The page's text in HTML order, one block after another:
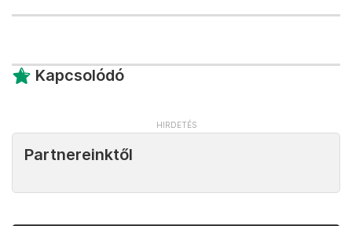
Kapcsolódó
Partnereinktől